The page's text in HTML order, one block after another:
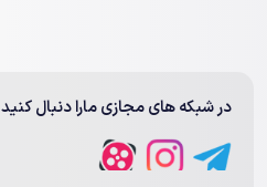
در شبکه های مجازی مارا دنبال کنید